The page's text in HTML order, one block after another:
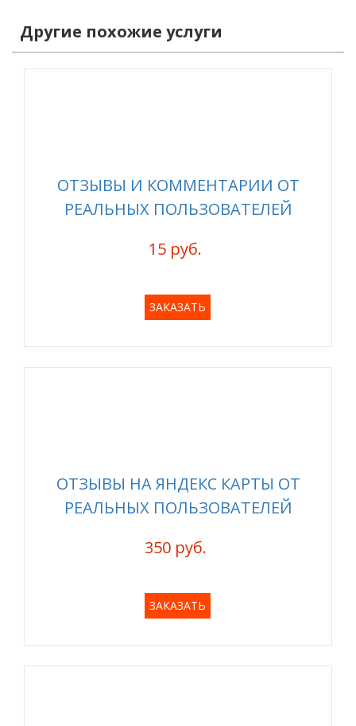
Другие похожие услуги
ОТЗЫВЫ И КОММЕНТАРИИ ОТ
РЕАЛЬНЫХ ПОЛЬЗОВАТЕЛЕЙ
15 руб.
ЗАКАЗАТЬ
ОТЗЫВЫ НА ЯНДЕКС КАРТЫ ОТ
РЕАЛЬНЫХ ПОЛЬЗОВАТЕЛЕЙ
350 руб.
ЗАКАЗАТЬ